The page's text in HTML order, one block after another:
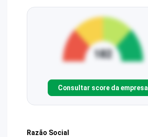
Consultar score da empresa
Razão Social